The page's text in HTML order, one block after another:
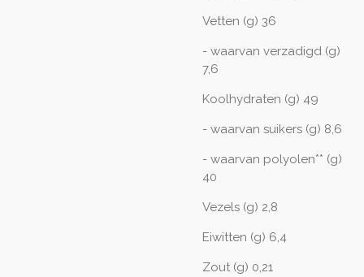
Vetten (g) 36
- waarvan verzadigd (g)
7,6
Koolhydraten (g) 49
- waarvan suikers (g) 8,6
- waarvan polyolen** (g)
40
Vezels (g) 2,8
Eiwitten (g) 6,4
Zout (g) 0,21